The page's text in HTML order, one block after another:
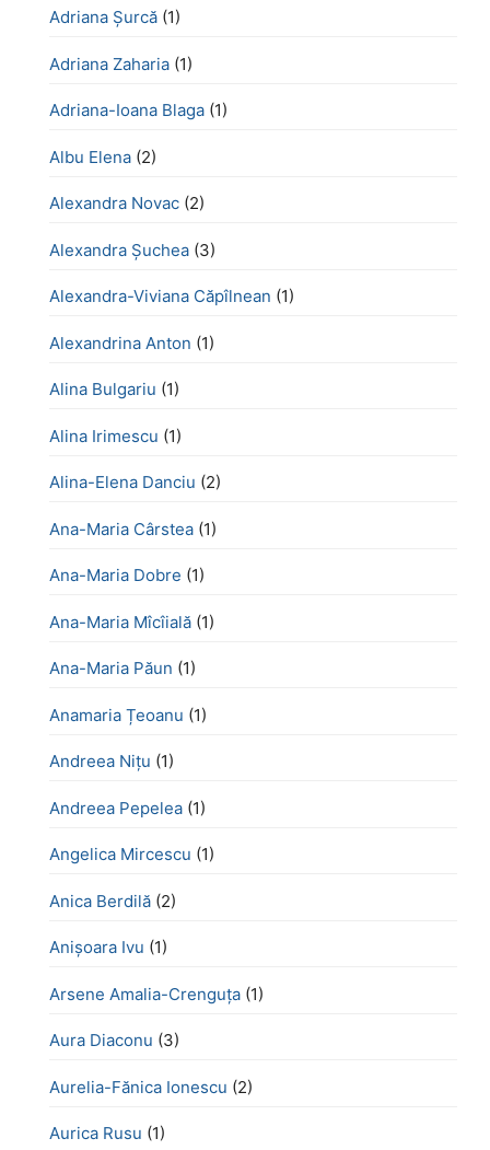
Adriana Șurcă (1)
Adriana Zaharia (1)
Adriana-Ioana Blaga (1)
Albu Elena (2)
Alexandra Novac (2)
Alexandra Șuchea (3)
Alexandra-Viviana Căpîlnean (1)
Alexandrina Anton (1)
Alina Bulgariu (1)
Alina Irimescu (1)
Alina-Elena Danciu (2)
Ana-Maria Cârstea (1)
Ana-Maria Dobre (1)
Ana-Maria Mîcîială (1)
Ana-Maria Păun (1)
Anamaria Țeoanu (1)
Andreea Nițu (1)
Andreea Pepelea (1)
Angelica Mircescu (1)
Anica Berdilă (2)
Anișoara Ivu (1)
Arsene Amalia-Crenguța (1)
Aura Diaconu (3)
Aurelia-Fănica Ionescu (2)
Aurica Rusu (1)